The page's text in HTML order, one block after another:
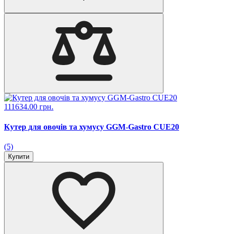
111634.00 грн.
Кутер для овочів та хумусу GGM-Gastro CUE20
(5)
Купити